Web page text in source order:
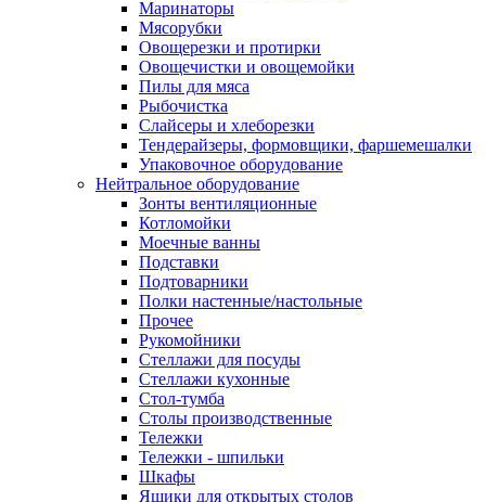
Маринаторы
Мясорубки
Овощерезки и протирки
Овощечистки и овощемойки
Пилы для мяса
Рыбочистка
Слайсеры и хлеборезки
Тендерайзеры, формовщики, фаршемешалки
Упаковочное оборудование
Нейтральное оборудование
Зонты вентиляционные
Котломойки
Моечные ванны
Подставки
Подтоварники
Полки настенные/настольные
Прочее
Рукомойники
Стеллажи для посуды
Стеллажи кухонные
Стол-тумба
Столы производственные
Тележки
Тележки - шпильки
Шкафы
Ящики для открытых столов